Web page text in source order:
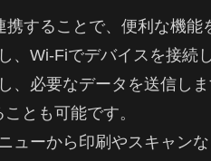
することで、便利な機能
、Wi-Fiでデバイスを接続し
、必要なデータを送信しま
とも可能です。
ューから印刷やスキャンな